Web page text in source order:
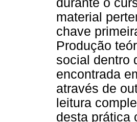
durante o
material
chave
Produção
social dentro
encontrada
através de
leitura
desta prática